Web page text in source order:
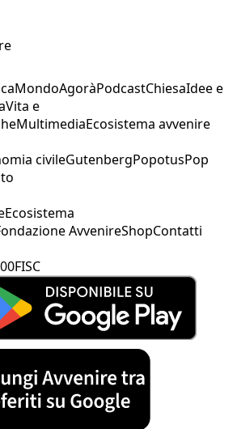
MondoAgoràPodcastChiesaIdee e
Vita e
MultimediaEcosistema avvenire
civileGutenbergPopotusPop
Ecosistema
AvvenireShopContatti
FISC